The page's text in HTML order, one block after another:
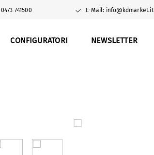
741500 E-Mail: info@kdmarket.it
CONFIGURATORI NEWSLETTER